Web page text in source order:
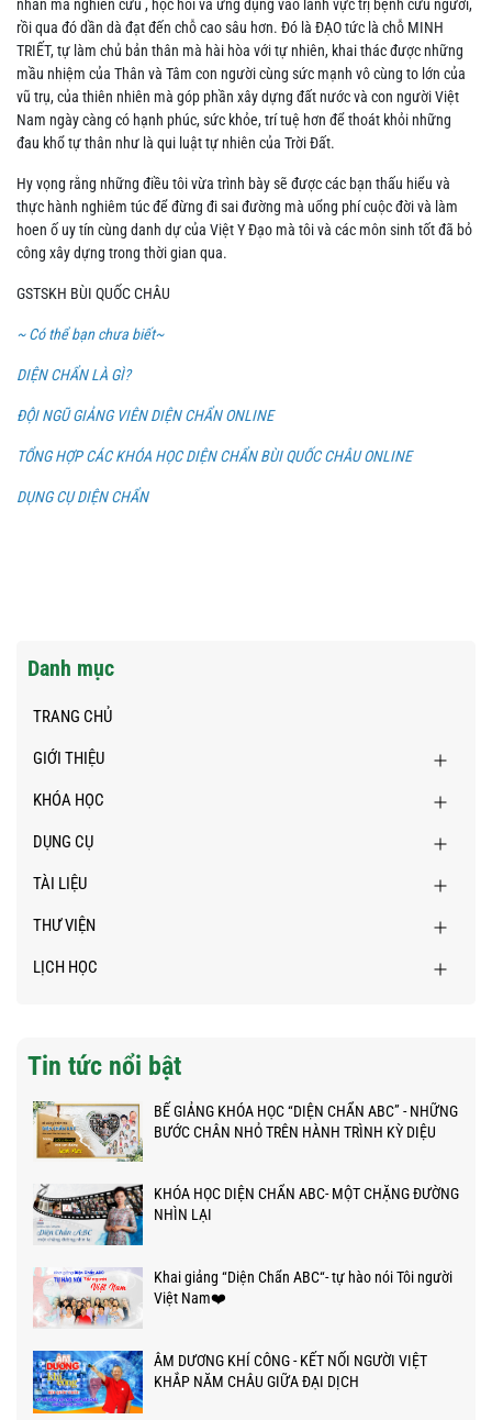
nhân mà nghiên cứu , học hỏi và ứng dụng vào lãnh vực trị bệnh cứu người,
rồi qua đó dần dà đạt đến chỗ cao sâu hơn. Đó là ĐẠO tức là chỗ MINH
TRIẾT, tự làm chủ bản thân mà hài hòa với tự nhiên, khai thác được những
mầu nhiệm của Thân và Tâm con người cùng sức mạnh vô cùng to lớn của
vũ trụ, của thiên nhiên mà góp phần xây dựng đất nước và con người Việt
Nam ngày càng có hạnh phúc, sức khỏe, trí tuệ hơn để thoát khỏi những
đau khổ tự thân như là qui luật tự nhiên của Trời Đất.
Hy vọng rằng những điều tôi vừa trình bày sẽ được các bạn thấu hiểu và
thực hành nghiêm túc để đừng đi sai đường mà uổng phí cuộc đời và làm
hoen ố uy tín cùng danh dự của Việt Y Đạo mà tôi và các môn sinh tốt đã bỏ
công xây dựng trong thời gian qua.
GSTSKH BÙI QUỐC CHÂU
~ Có thể bạn chưa biết~
DIỆN CHẨN LÀ GÌ?
ĐỘI NGŨ GIẢNG VIÊN DIỆN CHẨN ONLINE
TỔNG HỢP CÁC KHÓA HỌC DIỆN CHẨN BÙI QUỐC CHÂU ONLINE
DỤNG CỤ DIỆN CHẨN
Danh mục
TRANG CHỦ
GIỚI THIỆU
KHÓA HỌC
DỤNG CỤ
TÀI LIỆU
THƯ VIỆN
LỊCH HỌC
Tin tức nổi bật
BẾ GIẢNG KHÓA HỌC “DIỆN CHẨN ABC” - NHỮNG
BƯỚC CHÂN NHỎ TRÊN HÀNH TRÌNH KỲ DIỆU
KHÓA HỌC DIỆN CHẨN ABC- MỘT CHẶNG ĐƯỜNG
NHÌN LẠI
Khai giảng “Diện Chẩn ABC“- tự hào nói Tôi người
Việt Nam❤️
ÂM DƯƠNG KHÍ CÔNG - KẾT NỐI NGƯỜI VIỆT
KHẮP NĂM CHÂU GIỮA ĐẠI DỊCH